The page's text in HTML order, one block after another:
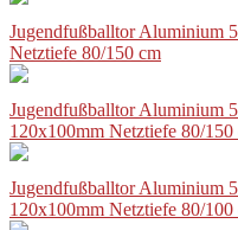
Jugendfußballtor Aluminium
Netztiefe 80/150 cm
Jugendfußballtor Aluminium
120x100mm Netztiefe 80/150
Jugendfußballtor Aluminium
120x100mm Netztiefe 80/100